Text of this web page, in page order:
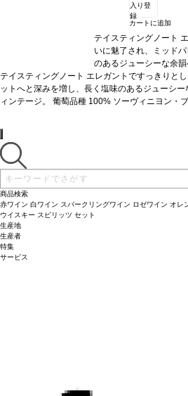
入り登
録
カートに追加
テイスティングノート
いに魅了され、ミッド
のあるジューシーな余
ージ。 葡萄品種100%
ラ・ヴィティス、HVE3
の場合、在庫があり価
テイスティングノート エレガントですっきりと
ットへと深みを増し、長く塩味のあるジューシ
ィンテージ。 葡萄品種 100% ソーヴィニヨン・
に次のヴィンテージに変更されますのでご了承く
商品検索
赤ワイン 白ワイン スパークリングワイン ロゼワイン オレ
ウイスキー スピリッツ セット
生産地
生産者
特集
サービス